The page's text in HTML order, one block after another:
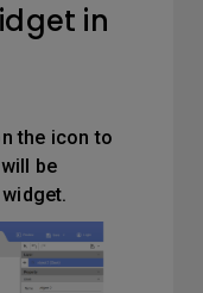
in
the icon to
be